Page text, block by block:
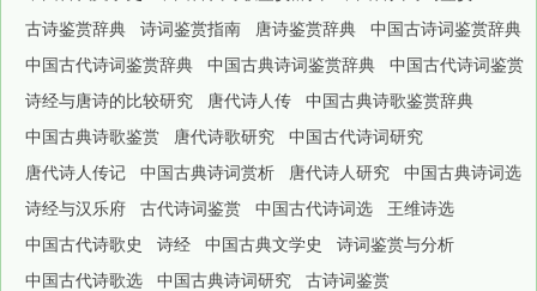
古诗鉴赏辞典
诗词鉴赏指南 唐诗鉴赏辞典
中国古诗词鉴赏辞典
中国古代诗词鉴赏辞典
中国古典诗词鉴赏辞典
中国古代诗词鉴赏
诗经与唐诗的比较研究
唐代诗人传
中国古典诗歌鉴赏辞典
中国古典诗歌鉴赏
唐代诗歌研究
中国古代诗词研究
唐代诗人传记
中国古典诗词赏析 唐代诗人研究
中国古典诗词选
诗经与汉乐府
古代诗词鉴赏 中国古代诗词选
王维诗选
中国古代诗歌史
诗经 中国古典文学史
诗词鉴赏与分析
中国古代诗歌选
中国古典诗词研究
古诗词鉴赏